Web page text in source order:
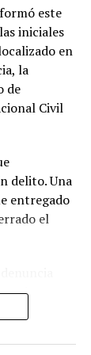
este
iniciales
en
la
de
Civil
delito. Una
entregado
el
entre